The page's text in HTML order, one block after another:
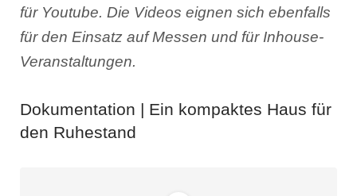
für Youtube. Die Videos eignen sich ebenfalls
für den Einsatz auf Messen und für Inhouse-
Veranstaltungen.
Dokumentation | Ein kompaktes Haus für
den Ruhestand